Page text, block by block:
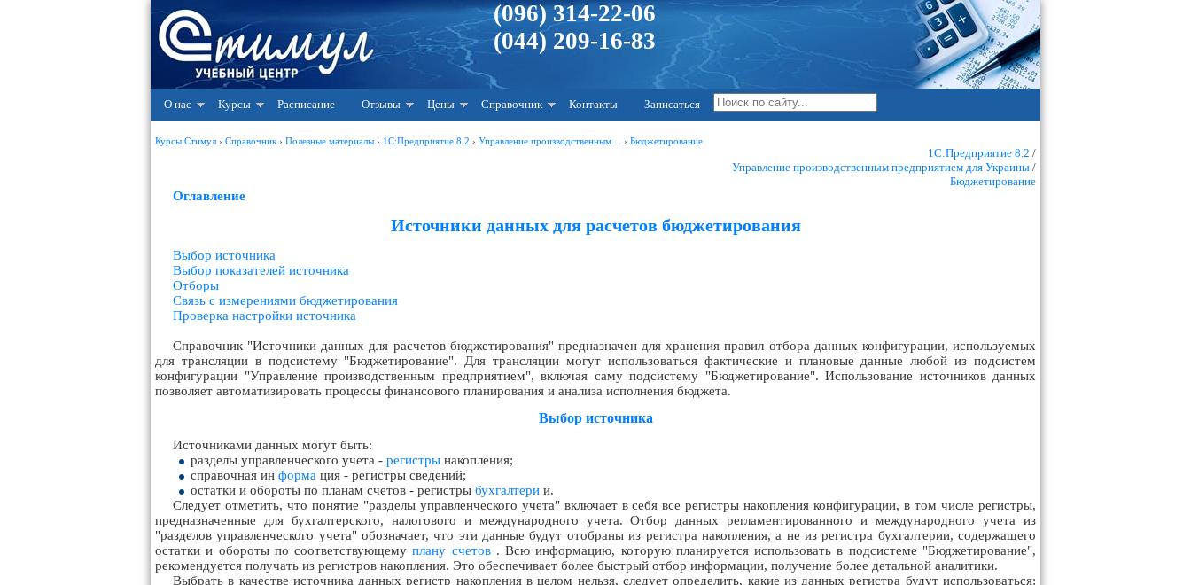
(096) 314-22-06
(044) 209-16-83
О нас Курсы Расписание Отзывы Цены Справочник Контакты Записаться
Курсы Стимул › Справочник › Полезные материалы › 1С:Предприятие 8.2 › Управление производственным… › Бюджетирование
1С:Предприятие 8.2 /
Управление производственным предприятием для Украины /
Бюджетирование
Оглавление
Источники данных для расчетов бюджетирования
Выбор источника
Выбор показателей источника
Отборы
Связь с измерениями бюджетирования
Проверка настройки источника
Справочник "Источники данных для расчетов бюджетирования" предназначен для хранения правил отбора данных конфигурации, используемых
для трансляции в подсистему "Бюджетирование". Для трансляции могут использоваться фактические и плановые данные любой из подсистем
конфигурации "Управление производственным предприятием", включая саму подсистему "Бюджетирование". Использование источников данных
позволяет автоматизировать процессы финансового планирования и анализа исполнения бюджета.
Выбор источника
Источниками данных могут быть:
разделы управленческого учета - регистры накопления;
справочная ин форма ция - регистры сведений;
остатки и обороты по планам счетов - регистры бухгалтери и.
Следует отметить, что понятие "разделы управленческого учета" включает в себя все регистры накопления конфигурации, в том числе регистры,
предназначенные для бухгалтерского, налогового и международного учета. Отбор данных регламентированного и международного учета из
"разделов управленческого учета" обозначает, что эти данные будут отобраны из регистра накопления, а не из регистра бухгалтерии, содержащего
остатки и обороты по соответствующемуплану счетов. Всю информацию, которую планируется использовать в подсистеме "Бюджетирование",
рекомендуется получать из регистров накопления. Это обеспечивает более быстрый отбор информации, получение более детальной аналитики.
Выбрать в качестве источника данных регистр накопления в целом нельзя, следует определить, какие из данных регистра будут использоваться: